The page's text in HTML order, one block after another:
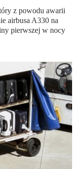
z powodu awarii
airbusa A330 na
pierwszej w nocy